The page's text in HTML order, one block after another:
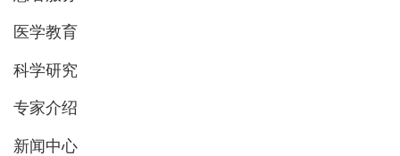
医学教育
科学研究
专家介绍
新闻中心